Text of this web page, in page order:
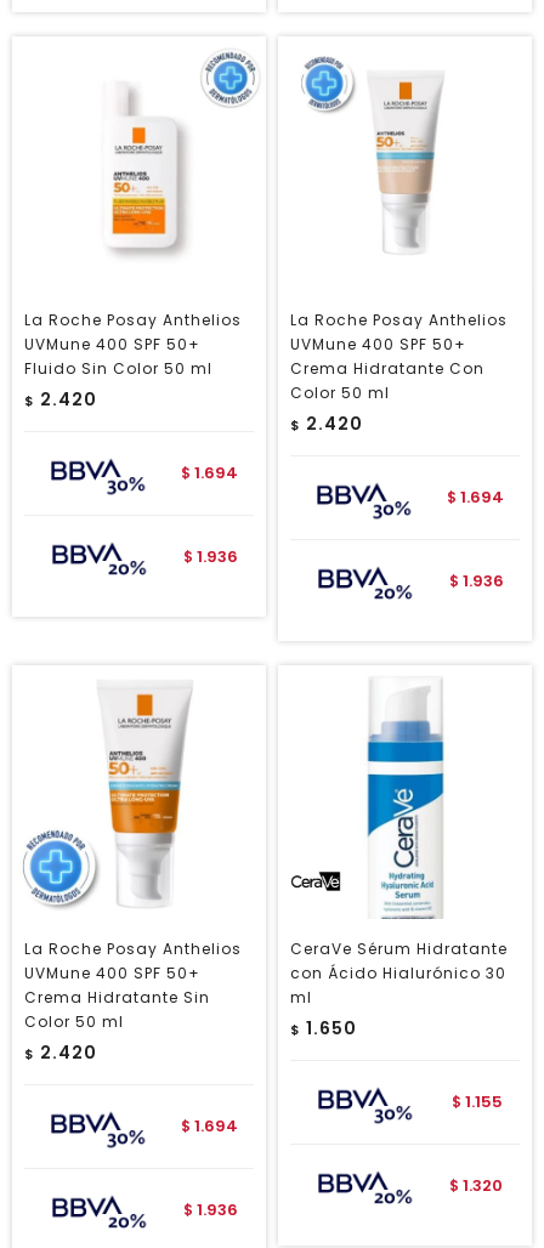
La Roche Posay Anthelios
UVMune 400 SPF 50+
Fluido Sin Color 50 ml
$ 2.420
$ 1.694
$ 1.936
La Roche Posay Anthelios
UVMune 400 SPF 50+
Crema Hidratante Con
Color 50 ml
$ 2.420
$ 1.694
$ 1.936
La Roche Posay Anthelios
UVMune 400 SPF 50+
Crema Hidratante Sin
Color 50 ml
$ 2.420
$ 1.694
$ 1.936
CeraVe Sérum Hidratante
con Ácido Hialurónico 30
ml
$ 1.650
$ 1.155
$ 1.320